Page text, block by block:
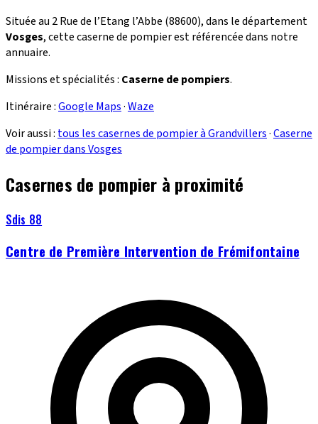
Située au 2 Rue de l’Etang l’Abbe (88600), dans le département
Vosges, cette caserne de pompier est référencée dans notre
annuaire.
Missions et spécialités : Caserne de pompiers.
Itinéraire :Google Maps·Waze
Voir aussi : tous les casernes de pompier à Grandvillers·Caserne
de pompier dans Vosges
Casernes de pompier à proximité
Sdis 88
Centre de Première Intervention de Frémifontaine